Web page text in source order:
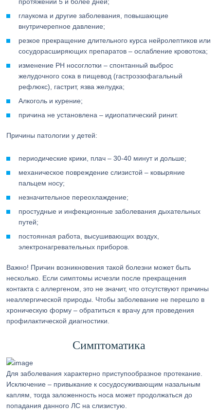
глаукома и другие заболевания, повышающие
внутричерепное давление;
резкое прекращение длительного курса нейролептиков или
сосудорасширяющих препаратов – ослабление кровотока;
изменение PH носоглотки – спонтанный выброс
желудочного сока в пищевод (гастроэзофагальный
рефлюкс), гастрит, язва желудка;
Алкоголь и курение;
причина не установлена – идиопатический ринит.
Причины патологии у детей:
периодические крики, плач – 30-40 минут и дольше;
механическое повреждение слизистой – ковыряние
пальцем носу;
незначительное переохлаждение;
простудные и инфекционные заболевания дыхательных
путей;
постоянная работа, высушивающих воздух,
электронагревательных приборов.
Важно! Причин возникновения такой болезни может быть
несколько. Если симптомы исчезли после прекращения
контакта с аллергеном, это не значит, что отсутствуют причины
неаллергической природы. Чтобы заболевание не перешло в
хроническую форму – обратиться к врачу для проведения
профилактической диагностики.
Симптоматика
Для заболевания характерно приступообразное протекание.
Исключение – привыкание к сосудосуживающим назальным
каплям, тогда заложенность носа может продолжаться до
попадания данного ЛС на слизистую.